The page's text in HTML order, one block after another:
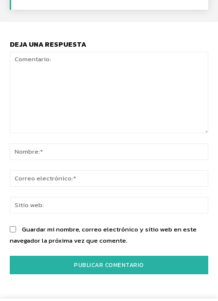
DEJA UNA RESPUESTA
Guardar mi nombre, correo electrónico y sitio web en este
navegador la próxima vez que comente.